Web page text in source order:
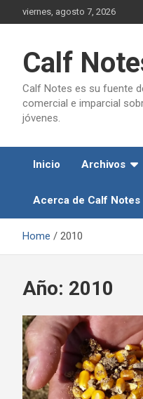
to
viernes, agosto 7, 2026
Calf
Calf Notes es su fuente
comercial e imparcial
jóvenes.
Inicio Archivos
Acerca de Calf Notes
Home 2010
Año: 2010